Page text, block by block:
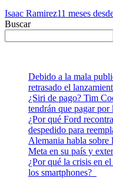
Isaac Ramirez11 meses
Buscar
Debido a la mala
retrasado el
¿Siri de pago? Tim
tendrán que pagar
¿Por qué Ford
despedido para
Alemania habla sobre
Meta en su país y
¿Por qué la crisis en
los smartphones?